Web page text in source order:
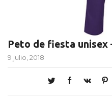
Peto de fiesta
9 julio, 2018